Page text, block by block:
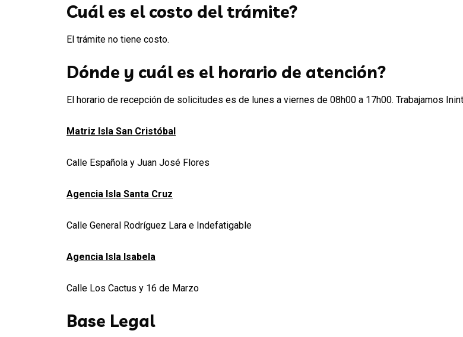
Cuál es el costo del trámite?
El trámite no tiene costo.
Dónde y cuál es el horario de atención?
El horario de recepción de solicitudes es de lunes a viernes de 08h00 a 17h00. Trabajamos
Matriz Isla San Cristóbal
Calle Española y Juan José Flores
Agencia Isla Santa Cruz
Calle General Rodríguez Lara e Indefatigable
Agencia Isla Isabela
Calle Los Cactus y 16 de Marzo
Base Legal